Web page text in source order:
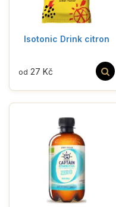
Isotonic Drink citron
od 27 Kč